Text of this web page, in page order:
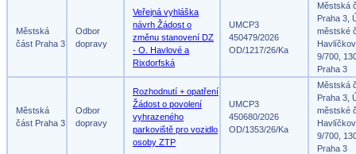
Městská
část Praha 3
Odbor
dopravy
Veřejná vyhláška
návrh Žádost o
změnu stanovení DZ
- O. Havlové a
Rixdorfská
UMCP3
450479/2026
OD/1217/26/Ka
Městská
Praha 3,
městské
9/700,
Praha 3
Městská
část Praha 3
Odbor
dopravy
Rozhodnutí + opatření
Žádost o povolení
vyhrazeného
parkoviště pro vozidlo
osoby ZTP
UMCP3
450680/2026
OD/1353/26/Ka
Městská
Praha 3,
městské
9/700,
Praha 3